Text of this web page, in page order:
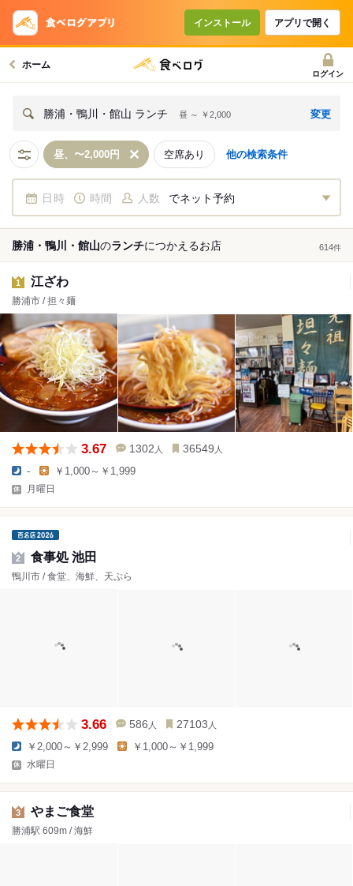
インストール アプリで開く
ホーム
ログイン
勝浦・鴨川・館山 ランチ 昼 ～ ￥2,000 変更
昼、〜2,000円 空席あり 他の検索条件
日時 時間 人数 でネット予約
勝浦・鴨川・館山のランチにつかえるお店 614件
1 江ざわ
勝浦市 / 担々麺
3.67 1302 人 36549 人
- ￥1,000～￥1,999
月曜日
2 食事処 池田
鴨川市 / 食堂、海鮮、天ぷら
3.66 586 人 27103 人
￥2,000～￥2,999 ￥1,000～￥1,999
水曜日
3 やまご食堂
勝浦駅 609m / 海鮮